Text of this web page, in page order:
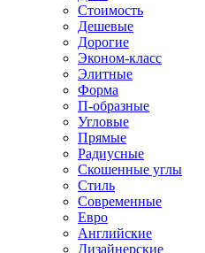
Стоимость
Дешевые
Дорогие
Эконом-класс
Элитные
Форма
П-образные
Угловые
Прямые
Радиусные
Скошенные углы
Стиль
Современные
Евро
Английские
Дизайнерские